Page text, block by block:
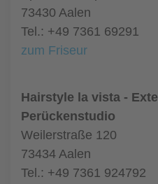
73430 Aalen
Tel.: +49 7361 69291
zum Friseur
Hairstyle la vista -
Perückenstudio
Weilerstraße 120
73434 Aalen
Tel.: +49 7361 924792